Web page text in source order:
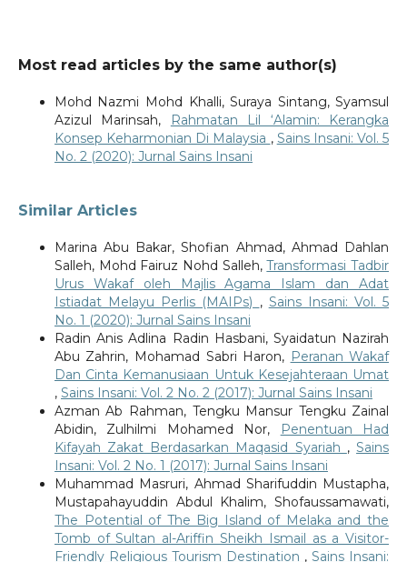
Most read articles by the same author(s)
Mohd Nazmi Mohd Khalli, Suraya Sintang, Syamsul
Azizul Marinsah,
Rahmatan Lil ‘Alamin: Kerangka
Konsep Keharmonian Di Malaysia , Sains Insani: Vol. 5
No. 2 (2020): Jurnal Sains Insani
Similar Articles
Marina Abu Bakar, Shofian Ahmad, Ahmad Dahlan
Salleh, Mohd Fairuz Nohd Salleh,Transformasi Tadbir
Urus Wakaf oleh Majlis Agama Islam dan Adat
Istiadat Melayu Perlis (MAIPs) , Sains Insani: Vol. 5
No. 1 (2020): Jurnal Sains Insani
Radin Anis Adlina Radin Hasbani, Syaidatun Nazirah
Abu Zahrin, Mohamad Sabri Haron, Peranan Wakaf
Dan Cinta Kemanusiaan Untuk Kesejahteraan Umat
, Sains Insani: Vol. 2 No. 2 (2017): Jurnal Sains Insani
Azman Ab Rahman, Tengku Mansur Tengku Zainal
Abidin, Zulhilmi Mohamed Nor,
Penentuan Had
Kifayah Zakat Berdasarkan Maqasid Syariah ,Sains
Insani: Vol. 2 No. 1 (2017): Jurnal Sains Insani
Muhammad Masruri, Ahmad Sharifuddin Mustapha,
Mustapahayuddin Abdul Khalim, Shofaussamawati,
The Potential of The Big Island of Melaka and the
Tomb of Sultan al-Ariffin Sheikh Ismail as a Visitor-
Friendly Religious Tourism Destination ,Sains Insani: